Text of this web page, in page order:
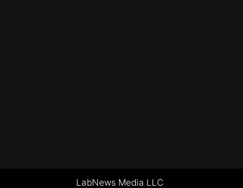
LabNews Media LLC